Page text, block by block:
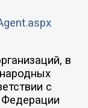
в
с